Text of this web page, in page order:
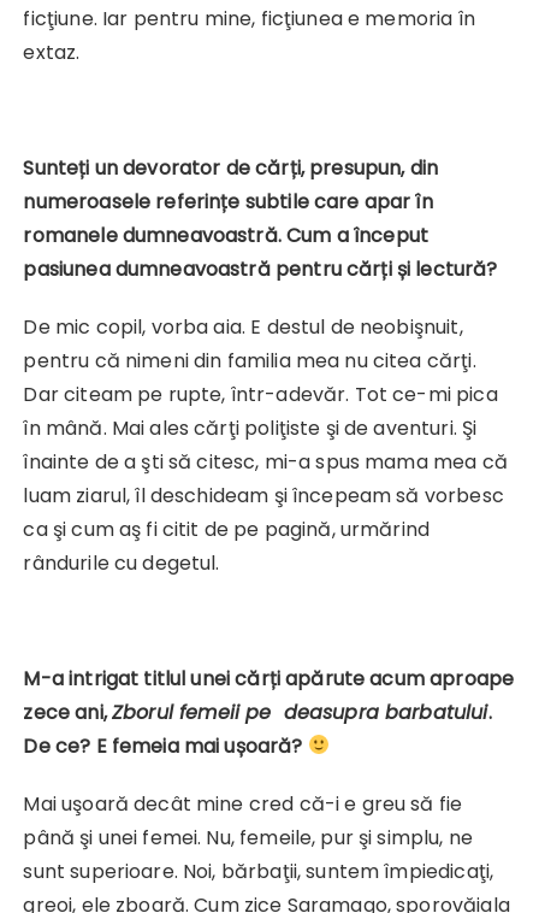
ficţiune. Iar pentru mine, ficţiunea e memoria în
extaz.
Sunteți un devorator de cărți, presupun, din
numeroasele referințe subtile care apar în
romanele dumneavoastră. Cum a început
pasiunea dumneavoastră pentru cărți și lectură?
De mic copil, vorba aia. E destul de neobişnuit,
pentru că nimeni din familia mea nu citea cărţi.
Dar citeam pe rupte, într-adevăr. Tot ce-mi pica
în mână. Mai ales cărţi poliţiste şi de aventuri. Şi
înainte de a şti să citesc, mi-a spus mama mea că
luam ziarul, îl deschideam şi începeam să vorbesc
ca şi cum aş fi citit de pe pagină, urmărind
rândurile cu degetul.
M-a intrigat titlul unei cărți apărute acum aproape
zece ani,Zborul femeii pe deasupra barbatului.
De ce? E femeia mai ușoară?
Mai uşoară decât mine cred că-i e greu să fie
până şi unei femei. Nu, femeile, pur şi simplu, ne
sunt superioare. Noi, bărbaţii, suntem împiedicaţi,
greoi, ele zboară. Cum zice Saramago, sporovăiala